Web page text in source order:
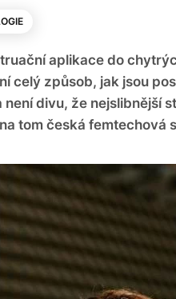
aplikace do
celý způsob, jak jsou
není divu, že nejslibnější
tom česká femtechová